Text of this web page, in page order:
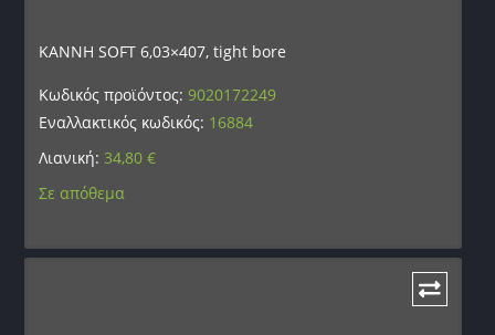
ΚΑΝΝΗ SOFT 6,03×407, tight bore
Κωδικός προϊόντος:9020172249
Εναλλακτικός κωδικός: 16884
Λιανική: 34,80€
Σε απόθεμα